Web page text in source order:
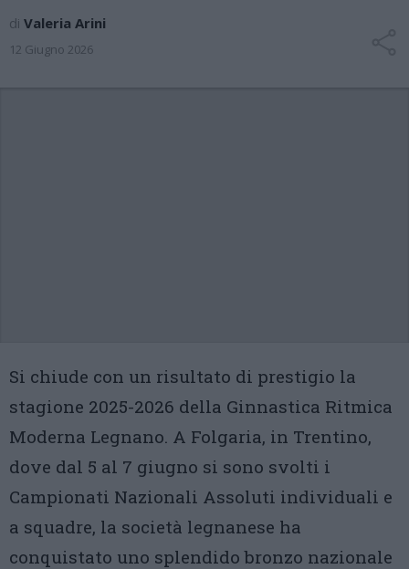
di Valeria Arini
12 Giugno 2026
Si chiude con un risultato di prestigio la
stagione 2025-2026 della Ginnastica Ritmica
Moderna Legnano. A Folgaria, in Trentino,
dove dal 5 al 7 giugno si sono svolti i
Campionati Nazionali Assoluti individuali e
a squadre, la società legnanese ha
conquistato uno splendido bronzo nazionale